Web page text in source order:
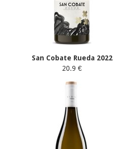
San Cobate Rueda 2022
20.9 €